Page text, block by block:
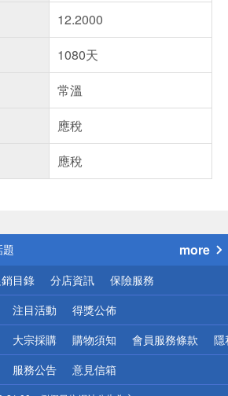
12.2000
1080天
常溫
應稅
應稅
告
惠
配送
！請小心！
more
目錄 分店資訊 保險服務
注目活動 得獎公佈
大宗採購 購物須知 會員服務條款 隱
服務公告 意見信箱